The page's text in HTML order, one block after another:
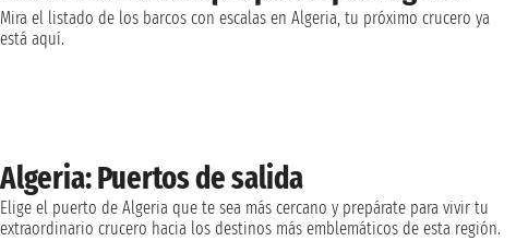
Mira el listado de los barcos con escalas en Algeria, tu próximo crucero ya
está aquí.
Algeria: Puertos de salida
Elige el puerto de Algeria que te sea más cercano y prepárate para vivir tu
extraordinario crucero hacia los destinos más emblemáticos de esta región.